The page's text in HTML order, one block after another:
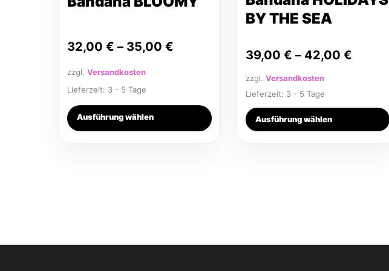
zzgl. Versandkosten
Lieferzeit: 3 - 5 Tage
32,00 € – 35,00 €
Ausführung wählen
Produktseite
werden
zzgl. Versandkosten
Lieferzeit: 3 - 5 Tage
BY THE SEA
39,00 € – 42,00 €
Ausführung wählen
Produktseite
gewählt